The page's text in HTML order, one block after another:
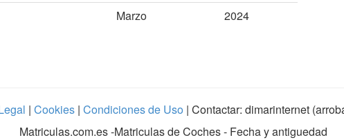
Marzo 2024
| Cookies | Condiciones de Uso | Contactar: dimarinternet
Matriculas.com.es-Matriculas de Coches - Fecha y antiguedad